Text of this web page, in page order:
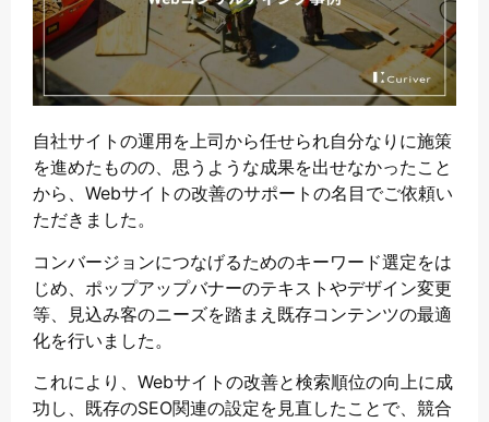
自社サイトの運用を上司から任せられ自分なりに施策
を進めたものの、思うような成果を出せなかったこと
から、Webサイトの改善のサポートの名目でご依頼い
ただきました。
コンバージョンにつなげるためのキーワード選定をは
じめ、ポップアップバナーのテキストやデザイン変更
等、見込み客のニーズを踏まえ既存コンテンツの最適
化を行いました。
これにより、Webサイトの改善と検索順位の向上に成
功し、既存のSEO関連の設定を見直したことで、競合